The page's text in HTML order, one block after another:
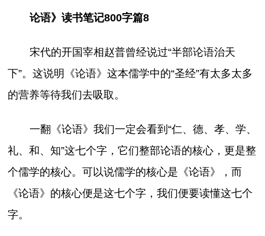
论语》读书笔记800字篇8
宋代的开国宰相赵普曾经说过“半部论语治天
下”。这说明《论语》这本儒学中的“圣经”有太多太多
的营养等待我们去吸取。
一翻《论语》我们一定会看到“仁、德、孝、学、
礼、和、知”这七个字，它们整部论语的核心，更是整
个儒学的核心。可以说儒学的核心是《论语》，而
《论语》的核心便是这七个字，我们便要读懂这七个
字。